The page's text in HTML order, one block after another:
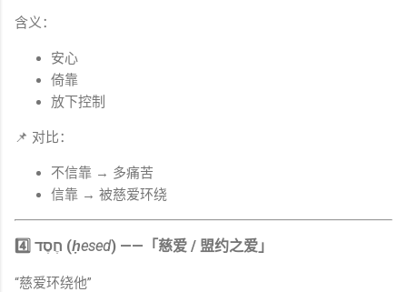
含义：
安心
倚靠
放下控制
📌 对比：
不信靠 → 多痛苦
信靠 → 被慈爱环绕
4️⃣ חֶסֶד (ḥesed) ——「慈爱 / 盟约之爱」
“慈爱环绕他”